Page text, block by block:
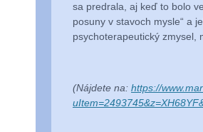
sa predrala, aj keď to bolo
posuny v stavoch mysle“ a
psychoterapeutický zmysel,
(Nájdete na: https://